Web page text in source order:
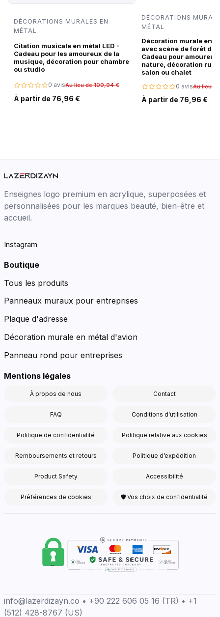
DÉCORATIONS MURALES EN
MÉTAL
Citation musicale en métal LED -
Cadeau pour les amoureux de la
musique, décoration pour chambre
ou studio
0 avisAu lieu de 109,94 €
À partir de 76,96 €
DÉCORATIONS
MÉTAL
Décoration murale en
avec scène de forêt de
Cadeau pour amoureux
nature, décoration
salon ou chalet
0 avisAu lieu
À partir de 76,96 €
Enseignes logo premium en acrylique, superposées et
personnalisées pour les marques beauté, bien-être et
accueil.
Instagram
Boutique
Tous les produits
Panneaux muraux pour entreprises
Plaque d'adresse
Décoration murale en métal d'avion
Panneau rond pour entreprises
Mentions légales
À propos de nous Contact
FAQ Conditions d’utilisation
Politique de confidentialité Politique relative aux cookies
Remboursements et retours Politique d’expédition
Product Safety Accessibilité
Préférences de cookies 🛡 Vos choix de confidentialité
info@lazerdizayn.co • +90 222 606 05 16 (TR) • +1
(512) 428-8767 (US)